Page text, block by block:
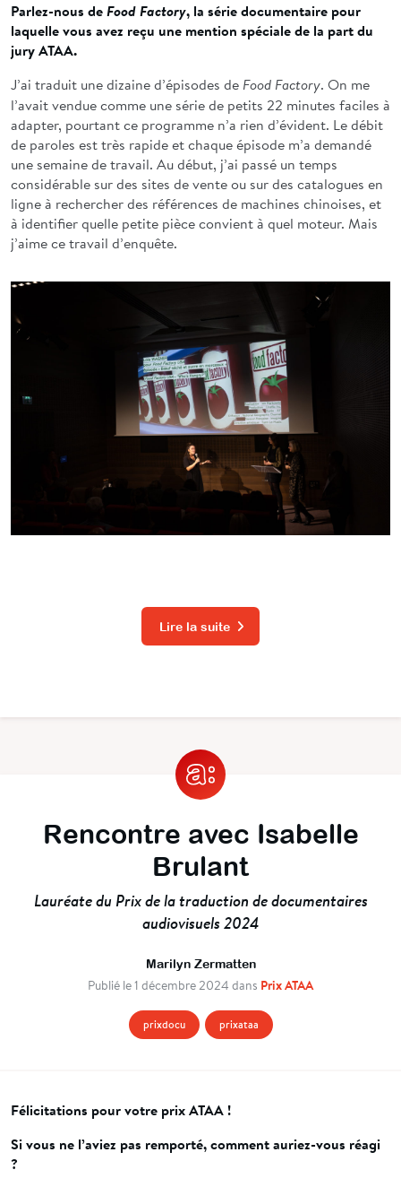
Parlez-nous deFood Factory, la série documentaire pour
laquelle vous avez reçu une mention spéciale de la part du
jury ATAA.
J’ai traduit une dizaine d’épisodes de Food Factory. On me
l’avait vendue comme une série de petits 22 minutes faciles à
adapter, pourtant ce programme n’a rien d’évident. Le débit
de paroles est très rapide et chaque épisode m’a demandé
une semaine de travail. Au début, j’ai passé un temps
considérable sur des sites de vente ou sur des catalogues en
ligne à rechercher des références de machines chinoises, et
à identifier quelle petite pièce convient à quel moteur. Mais
j’aime ce travail d’enquête.
Lire la suite
Rencontre avec Isabelle
Brulant
Lauréate du Prix de la traduction de documentaires
audiovisuels 2024
Marilyn Zermatten
Publié le 1 décembre 2024 dans Prix ATAA
prixdocu prixataa
Félicitations pour votre prix ATAA !
Si vous ne l’aviez pas remporté, comment auriez-vous réagi
?